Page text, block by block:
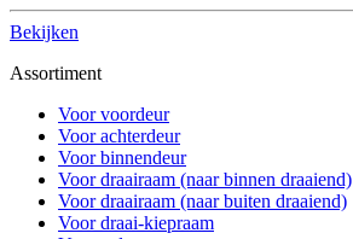
Bekijken
Assortiment
Voor voordeur
Voor achterdeur
Voor binnendeur
Voor draairaam (naar binnen draaiend)
Voor draairaam (naar buiten draaiend)
Voor draai-kiepraam